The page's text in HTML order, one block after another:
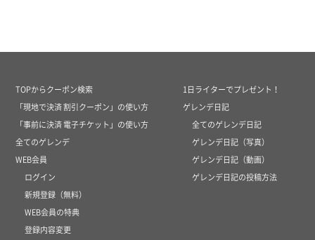
TOPからクーポン検索
「現地で決済 割引クーポン」の使い方
「事前に決済 電子チケット」の使い方
全てのゲレンデ
WEB会員
ログイン
新規登録（無料）
WEB会員の特典
登録内容変更
1日ライターでプレゼント！
ゲレンデ日記
全てのゲレンデ日記
ゲレンデ日記（写真）
ゲレンデ日記（動画）
ゲレンデ日記の投稿方法